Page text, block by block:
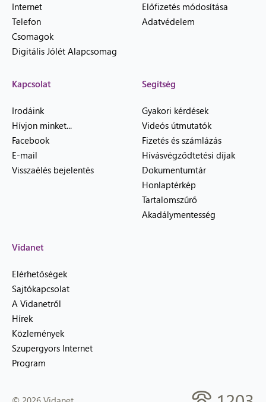
Internet
Telefon
Csomagok
Digitális Jólét Alapcsomag
Előfizetés módosítása
Adatvédelem
Kapcsolat
Irodáink
Hívjon minket...
Facebook
E-mail
Visszaélés bejelentés
Segítség
Gyakori kérdések
Videós útmutatók
Fizetés és számlázás
Hívásvégződtetési díjak
Dokumentumtár
Honlaptérkép
Tartalomszűrő
Akadálymentesség
Vidanet
Elérhetőségek
Sajtókapcsolat
A Vidanetről
Hírek
Közlemények
Szupergyors Internet
Program